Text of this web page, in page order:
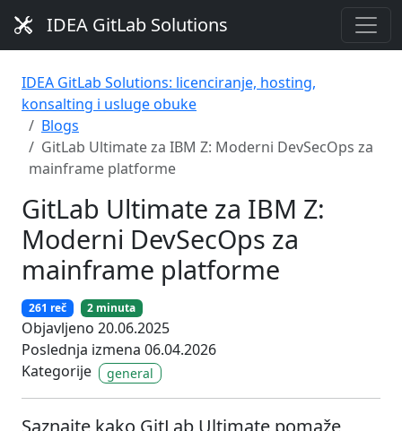
IDEA GitLab Solutions
IDEA GitLab Solutions: licenciranje, hosting,
konsalting i usluge obuke
Blogs
GitLab Ultimate za IBM Z: Moderni DevSecOps za
mainframe platforme
GitLab Ultimate za IBM Z:
Moderni DevSecOps za
mainframe platforme
261 reč 2 minuta
Objavljeno 20.06.2025
Poslednja izmena 06.04.2026
Kategorije
general
Saznajte kako GitLab Ultimate pomaže